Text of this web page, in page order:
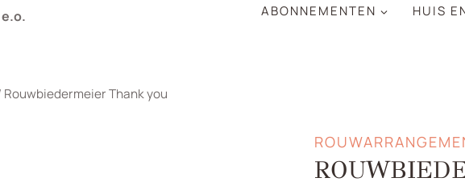
ABONNEMENTEN
HUIS
Rouwbiedermeier Thank you